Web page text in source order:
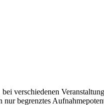
verschiedenen
begrenztes